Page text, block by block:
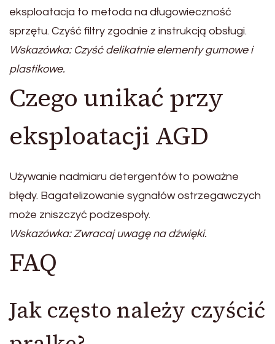
eksploatacja to metoda na długowieczność
sprzętu. Czyść filtry zgodnie z instrukcją obsługi.
Wskazówka: Czyść delikatnie elementy gumowe i
plastikowe.
Czego unikać przy
eksploatacji AGD
Używanie nadmiaru detergentów to poważne
błędy. Bagatelizowanie sygnałów ostrzegawczych
może zniszczyć podzespoły.
Wskazówka: Zwracaj uwagę na dźwięki.
FAQ
Jak często należy czyścić